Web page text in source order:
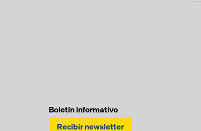
Boletín informativo
Recibir newsletter